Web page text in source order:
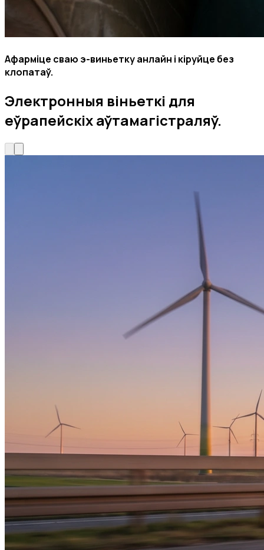
Афармiце сваю э-виньетку анлайн і кіруйце без
клопатаў.
Электронныя віньеткі для
еўрапейскіх аўтамагістраляў.